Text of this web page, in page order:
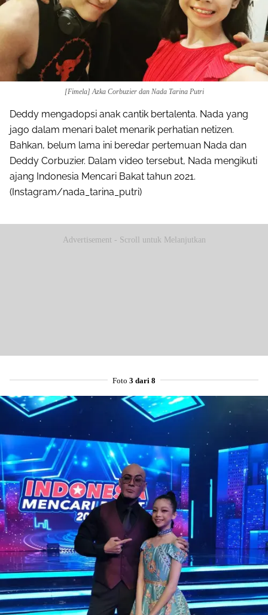
[Fimela] Azka Corbuzier dan Nada Tarina Putri
Deddy mengadopsi anak cantik bertalenta. Nada yang
jago dalam menari balet menarik perhatian netizen.
Bahkan, belum lama ini beredar pertemuan Nada dan
Deddy Corbuzier. Dalam video tersebut, Nada mengikuti
ajang Indonesia Mencari Bakat tahun 2021.
(Instagram/nada_tarina_putri)
Advertisement - Scroll untuk Melanjutkan
Foto 3 dari 8